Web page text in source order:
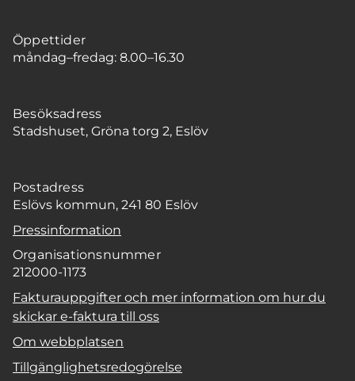
Öppettider
måndag–fredag: 8.00–16.30
Besöksadress
Stadshuset, Gröna torg 2, Eslöv
Postadress
Eslövs kommun, 241 80 Eslöv
Pressinformation
Organisationsnummer
212000-1173
Fakturauppgifter och mer information om hur du
skickar e-faktura till oss
Om webbplatsen
Tillgänglighetsredogörelse